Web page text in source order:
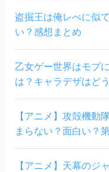
盗掘王は俺レべに似
い？感想まとめ
乙女ゲー世界はモブ
は？キャラデザはど
【アニメ】攻殻機動
まらない？面白い？
【アニメ】天幕のジ